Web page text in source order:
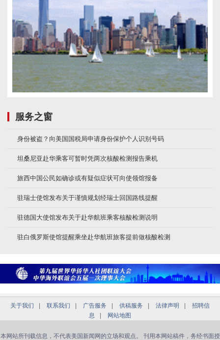
服务之窗
身份被盗？向美国国税局申请身份保护个人识别号码
坦桑尼亚赴华乘客可暂时凭两次核酸检测报告乘机
旅西中国公民如确诊或有疑似症状可向使领馆报备
驻瑞士使馆发布关于谨慎规划经瑞士回国路线提醒
驻德国大使馆发布关于赴华航班乘客核酸检测说明
驻白俄罗斯使馆提醒乘坐赴华航班旅客提前做核酸检测
关于我们 联系我们 广告服务 供稿服务 法律声明
招聘信
息
网站地图
本网站所刊载信息，不代表美国新闻网的立场和观点。 刊用本网站稿件，务经书面授